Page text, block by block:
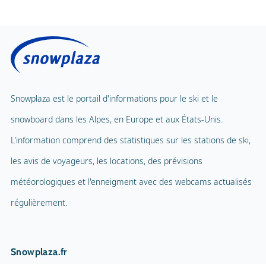
Snowplaza est le portail d'informations pour le ski et le
snowboard dans les Alpes, en Europe et aux États-Unis.
L'information comprend des statistiques sur les stations de ski,
les avis de voyageurs, les locations, des prévisions
météorologiques et l'enneigment avec des webcams actualisés
régulièrement.
Snowplaza.fr